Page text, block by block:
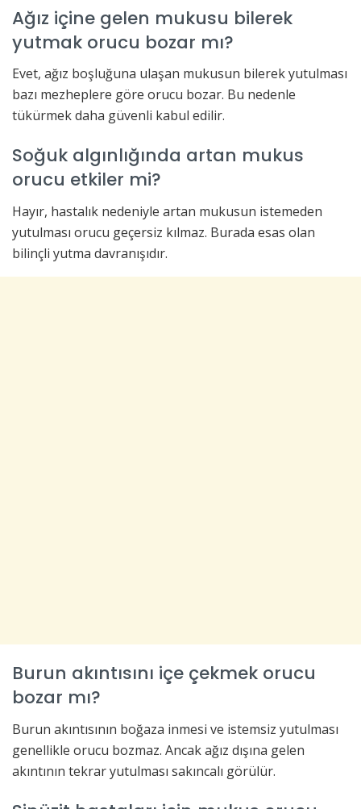
Ağız içine gelen mukusu bilerek
yutmak orucu bozar mı?
Evet, ağız boşluğuna ulaşan mukusun bilerek yutulması
bazı mezheplere göre orucu bozar. Bu nedenle
tükürmek daha güvenli kabul edilir.
Soğuk algınlığında artan mukus
orucu etkiler mi?
Hayır, hastalık nedeniyle artan mukusun istemeden
yutulması orucu geçersiz kılmaz. Burada esas olan
bilinçli yutma davranışıdır.
Burun akıntısını içe çekmek orucu
bozar mı?
Burun akıntısının boğaza inmesi ve istemsiz yutulması
genellikle orucu bozmaz. Ancak ağız dışına gelen
akıntının tekrar yutulması sakıncalı görülür.